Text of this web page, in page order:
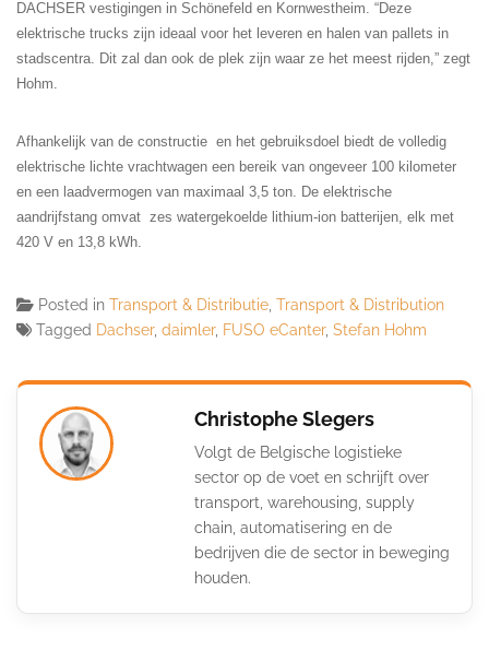
DACHSER vestigingen in Schönefeld en Kornwestheim. “Deze
elektrische trucks zijn ideaal voor het leveren en halen van pallets in
stadscentra. Dit zal dan ook de plek zijn waar ze het meest rijden,” zegt
Hohm.
Afhankelijk van de constructie en het gebruiksdoel biedt de volledig
elektrische lichte vrachtwagen een bereik van ongeveer 100 kilometer
en een laadvermogen van maximaal 3,5 ton. De elektrische
aandrijfstang omvat zes watergekoelde lithium-ion batterijen, elk met
420 V en 13,8 kWh.
Posted in Transport & Distributie Transport & Distribution
Tagged Dachser, daimler, FUSO eCanter, Stefan Hohm
Christophe Slegers
Volgt de Belgische logistieke
sector op de voet en schrijft over
transport, warehousing, supply
chain, automatisering en de
bedrijven die de sector in beweging
houden.